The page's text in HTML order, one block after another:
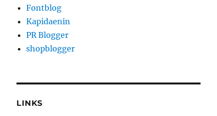
Fontblog
Kapidaenin
PR Blogger
shopblogger
LINKS